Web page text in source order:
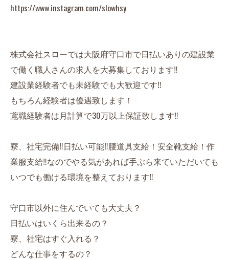
https://www.instagram.com/slowhsy
株式会社スローでは大阪府守口市で日払いありの建設業
で働く職人さんの求人を大募集しております‼︎
建設業経験者でも未経験でも大歓迎です‼︎
もちろん経験者は優遇致します！
鳶職経験者は月計算で30万以上保証致します‼︎
寮、社宅完備‼︎日払い可能‼︎腰道具支給！安全靴支給！作
業服支給‼︎なのでやる気があれば手ぶら来ていただいても
いつでも働ける環境を整えております‼︎
守口市以外に住んでいても大丈夫？
日払いはいくら出来るの？
寮、社宅はすぐ入れる？
どんな仕事をするの？